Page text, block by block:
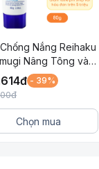
Nắng Reihaku
Nâng Tông và
Ẩm Cho Da SPF
80g
đ - 39%
đ
Chọn mua